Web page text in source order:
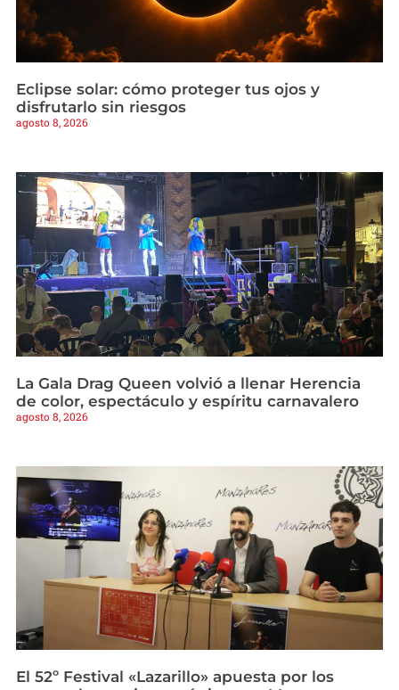
Eclipse solar: cómo proteger tus ojos y
disfrutarlo sin riesgos
agosto 8, 2026
La Gala Drag Queen volvió a llenar Herencia
de color, espectáculo y espíritu carnavalero
agosto 8, 2026
El 52º Festival «Lazarillo» apuesta por los